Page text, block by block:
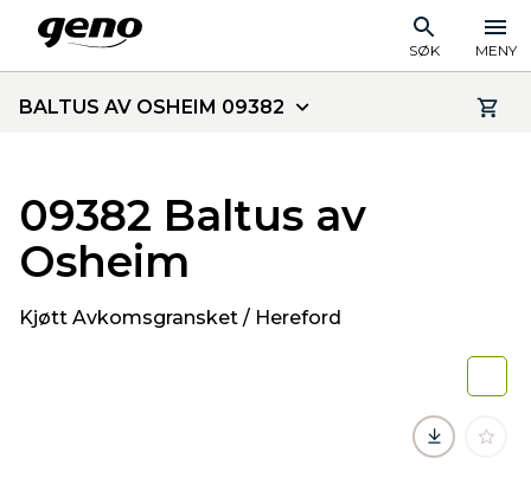
SØK MENY
BALTUS AV OSHEIM 09382
09382 Baltus av
Osheim
Kjøtt Avkomsgransket / Hereford